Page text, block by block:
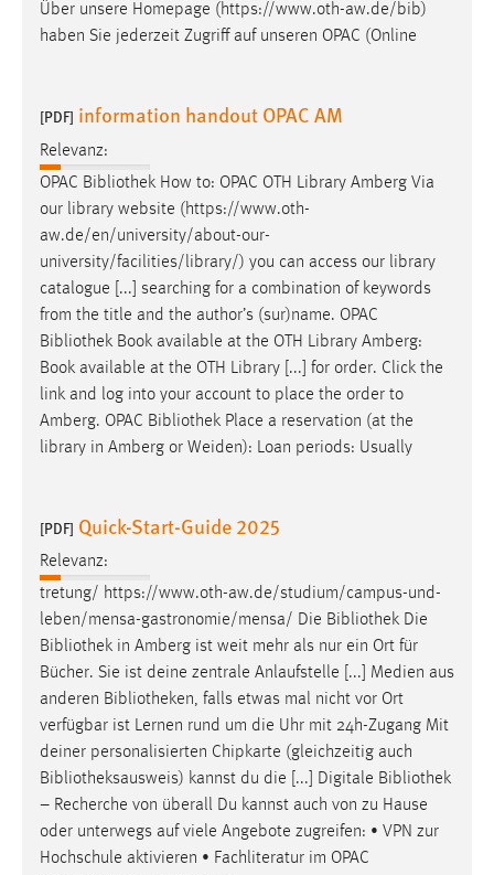
Über unsere Homepage (https://www.oth-aw.de/bib)
haben Sie jederzeit Zugriff auf unseren OPAC (Online
[PDF] information handout OPAC AM
Relevanz:
OPAC Bibliothek How to: OPAC OTH Library Amberg Via
our library website (https://www.oth-
aw.de/en/university/about-our-
university/facilities/library/) you can access our library
catalogue [...] searching for a combination of keywords
from the title and the author’s (sur)name. OPAC
Bibliothek Book available at the OTH Library Amberg:
Book available at the OTH Library [...] for order. Click the
link and log into your account to place the order to
Amberg. OPAC Bibliothek Place a reservation (at the
library in Amberg or Weiden): Loan periods: Usually
[PDF] Quick-Start-Guide 2025
Relevanz:
tretung/ https://www.oth-aw.de/studium/campus-und-
leben/mensa-gastronomie/mensa/ Die Bibliothek Die
Bibliothek in Amberg ist weit mehr als nur ein Ort für
Bücher. Sie ist deine zentrale Anlaufstelle [...] Medien aus
anderen Bibliotheken, falls etwas mal nicht vor Ort
verfügbar ist Lernen rund um die Uhr mit 24h-Zugang Mit
deiner personalisierten Chipkarte (gleichzeitig auch
Bibliotheksausweis) kannst du die [...] Digitale Bibliothek
– Recherche von überall Du kannst auch von zu Hause
oder unterwegs auf viele Angebote zugreifen: • VPN zur
Hochschule aktivieren • Fachliteratur im OPAC